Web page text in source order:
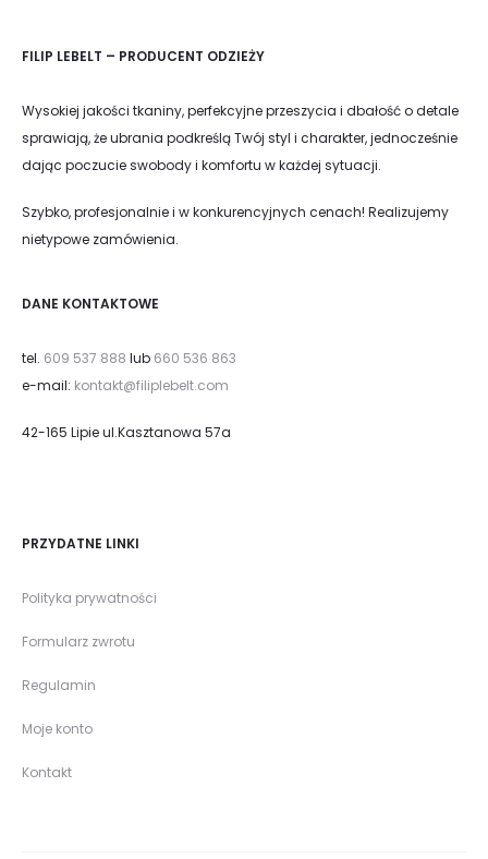
FILIP LEBELT – PRODUCENT ODZIEŻY
Wysokiej jakości tkaniny, perfekcyjne przeszycia i dbałość o detale
sprawiają, że ubrania podkreślą Twój styl i charakter, jednocześnie
dając poczucie swobody i komfortu w każdej sytuacji.
Szybko, profesjonalnie i w konkurencyjnych cenach! Realizujemy
nietypowe zamówienia.
DANE KONTAKTOWE
tel. 609 537 888 lub 660 536 863
e-mail: kontakt@filiplebelt.com
42-165 Lipie ul.Kasztanowa 57a
PRZYDATNE LINKI
Polityka prywatności
Formularz zwrotu
Regulamin
Moje konto
Kontakt